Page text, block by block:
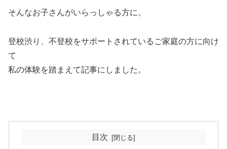
そんなお子さんがいらっしゃる方に。
登校渋り、不登校をサポートされているご家庭の方に向け
て
私の体験を踏まえて記事にしました。
目次